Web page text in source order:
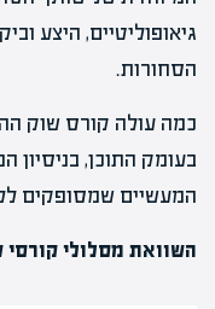
גיאופוליטיים, היצע
הסחורות.
כמה עולה קורס שוק
בעומק התוכן, בניסיון
המעשיים שמסופקים
השוואת מסלולי